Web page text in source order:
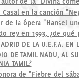
en la canción
de la ópera "Hansel
rey en 1993, ¿de qué
DE LA U.E.F.A. EN
DE TAMIL NADU, AL
TAMIL?
de "Fiebre del